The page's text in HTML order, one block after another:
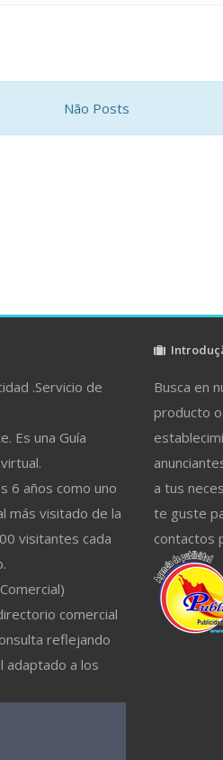
Não Posts
.Servicio de
Es una Guía
6 años como uno
más visitado de la
visitantes cada
comercial
reflejando
adaptado a los
Busca en
producto
a tus
te guste
contactos